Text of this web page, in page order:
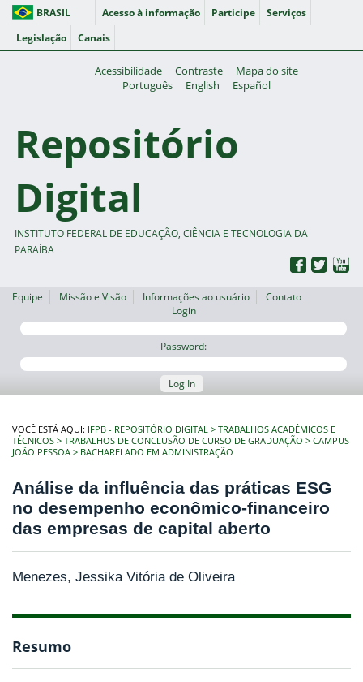
BRASIL Acesso à informação Participe
Serviços
Legislação
Canais
Acessibilidade Contraste
Mapa do site
Português
English Español
Repositório
Digital
INSTITUTO FEDERAL DE EDUCAÇÃO, CIÊNCIA E TECNOLOGIA DA
PARAÍBA
Equipe Missão e Visão Informações ao usuário
Contato
Login
Password:
Log In
VOCÊ ESTÁ AQUI: IFPB - REPOSITÓRIO DIGITAL
TRABALHOS ACADÊMICOS E
TÉCNICOS
TRABALHOS DE CONCLUSÃO DE CURSO DE GRADUAÇÃO
CAMPUS
JOÃO PESSOA
BACHARELADO EM ADMINISTRAÇÃO
Análise da influência das práticas ESG
no desempenho econômico-financeiro
das empresas de capital aberto
Menezes, Jessika Vitória de Oliveira
Resumo